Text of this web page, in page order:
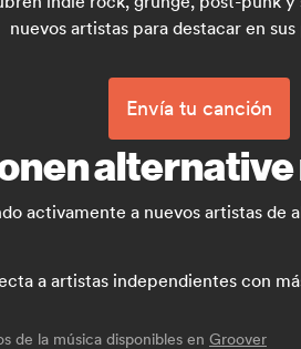
nuevos artistas para destacar en sus
Envía tu canción
activamente a nuevos artistas
a artistas independientes con
de la música disponibles en Groover